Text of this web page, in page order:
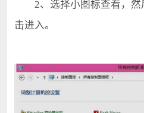
2、选择小图标查看，然
击进入。